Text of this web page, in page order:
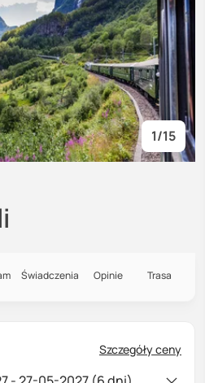
1/15
Świadczenia Opinie Trasa
Szczegóły ceny